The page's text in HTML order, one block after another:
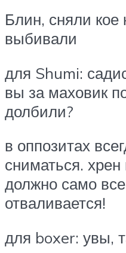
Блин, сняли кое
выбивали
для Shumi:
вы за маховик
долбили?
в оппозитах
сниматься.
должно само
отваливается!
для boxer: увы,